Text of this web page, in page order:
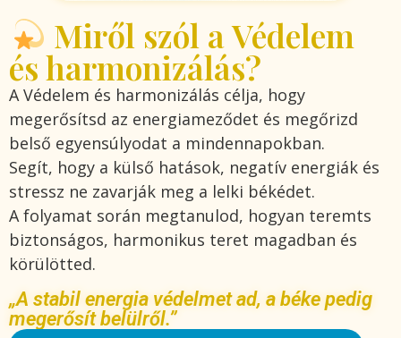
Miről szól a Védelem
és harmonizálás?
A Védelem és harmonizálás célja, hogy
megerősítsd az energiameződet és megőrizd
belső egyensúlyodat a mindennapokban.
Segít, hogy a külső hatások, negatív energiák és
stressz ne zavarják meg a lelki békédet.
A folyamat során megtanulod, hogyan teremts
biztonságos, harmonikus teret magadban és
körülötted.
„A stabil energia védelmet ad, a béke pedig
megerősít belülről.”